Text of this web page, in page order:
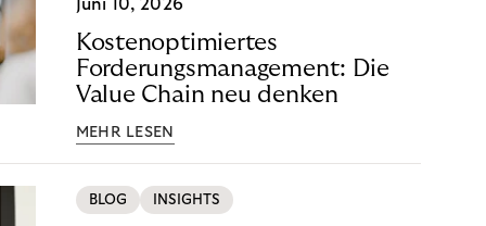
Juni 10, 2026
Kostenoptimiertes
Forderungsmanagement: Die
Value Chain neu denken
MEHR LESEN
BLOG INSIGHTS